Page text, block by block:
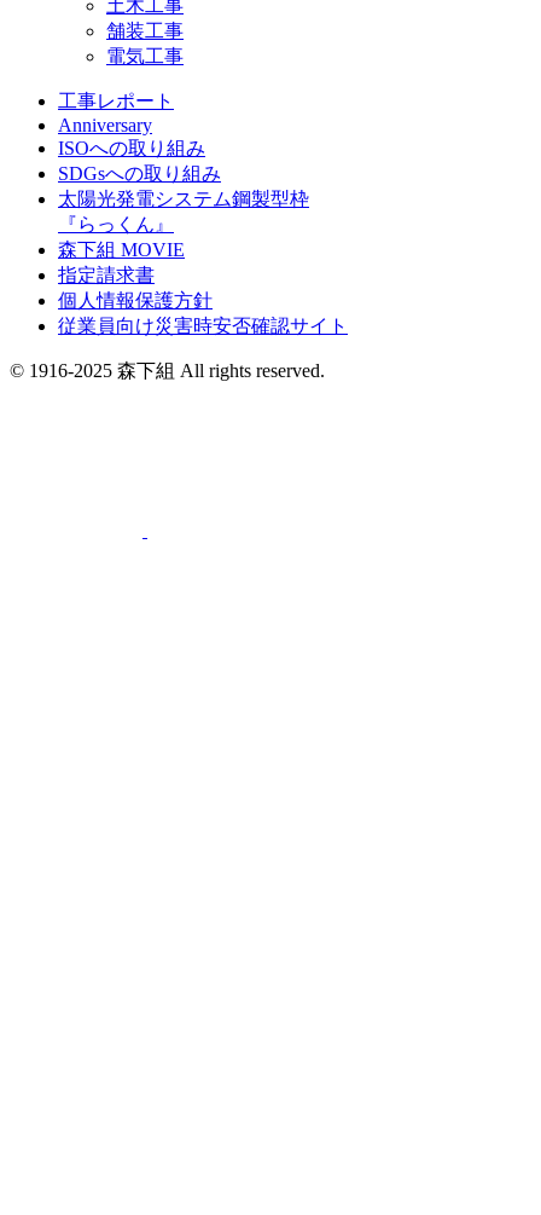
土木工事
舗装工事
電気工事
工事レポート
Anniversary
ISOへの取り組み
SDGsへの取り組み
太陽光発電システム鋼製型枠
『らっくん』
森下組 MOVIE
指定請求書
個人情報保護方針
従業員向け災害時安否確認サイト
© 1916-2025 森下組 All rights reserved.